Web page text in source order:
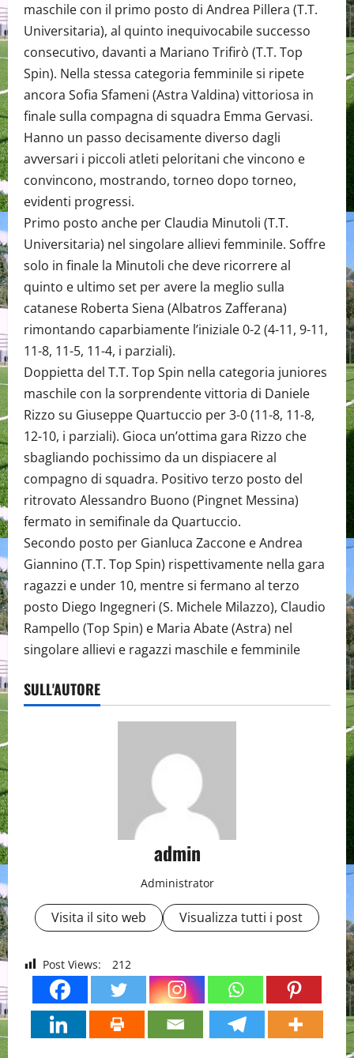
maschile con il primo posto di Andrea Pillera (T.T.
Universitaria), al quinto inequivocabile successo
consecutivo, davanti a Mariano Trifirò (T.T. Top
Spin). Nella stessa categoria femminile si ripete
ancora Sofia Sfameni (Astra Valdina) vittoriosa in
finale sulla compagna di squadra Emma Gervasi.
Hanno un passo decisamente diverso dagli
avversari i piccoli atleti peloritani che vincono e
convincono, mostrando, torneo dopo torneo,
evidenti progressi.
Primo posto anche per Claudia Minutoli (T.T.
Universitaria) nel singolare allievi femminile. Soffre
solo in finale la Minutoli che deve ricorrere al
quinto e ultimo set per avere la meglio sulla
catanese Roberta Siena (Albatros Zafferana)
rimontando caparbiamente l’iniziale 0-2 (4-11, 9-11,
11-8, 11-5, 11-4, i parziali).
Doppietta del T.T. Top Spin nella categoria juniores
maschile con la sorprendente vittoria di Daniele
Rizzo su Giuseppe Quartuccio per 3-0 (11-8, 11-8,
12-10, i parziali). Gioca un’ottima gara Rizzo che
sbagliando pochissimo da un dispiacere al
compagno di squadra. Positivo terzo posto del
ritrovato Alessandro Buono (Pingnet Messina)
fermato in semifinale da Quartuccio.
Secondo posto per Gianluca Zaccone e Andrea
Giannino (T.T. Top Spin) rispettivamente nella gara
ragazzi e under 10, mentre si fermano al terzo
posto Diego Ingegneri (S. Michele Milazzo), Claudio
Rampello (Top Spin) e Maria Abate (Astra) nel
singolare allievi e ragazzi maschile e femminile
SULL'AUTORE
admin
Administrator
Visita il sito web Visualizza tutti i post
Post Views: 212